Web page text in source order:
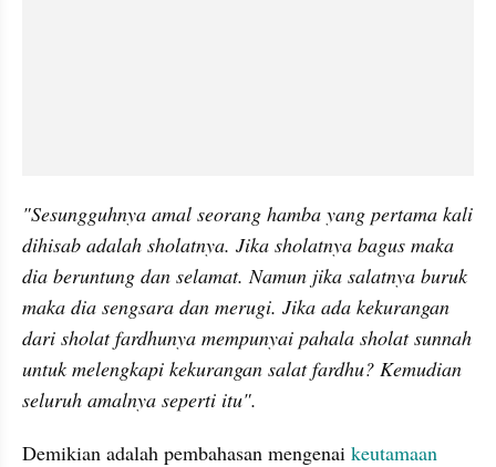
"Sesungguhnya amal seorang hamba yang pertama kali
dihisab adalah sholatnya. Jika sholatnya bagus maka
dia beruntung dan selamat. Namun jika salatnya buruk
maka dia sengsara dan merugi. Jika ada kekurangan
dari sholat fardhunya mempunyai pahala sholat sunnah
untuk melengkapi kekurangan salat fardhu? Kemudian
seluruh amalnya seperti itu".
Demikian adalah pembahasan mengenai keutamaan